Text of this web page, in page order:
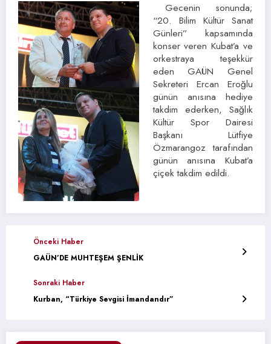
Gecenin sonunda;
“20. Bilim Kültür Sanat
Günleri” kapsamında
konser veren Kubat’a ve
orkestraya teşekkür
eden GAÜN Genel
Sekreteri Ercan Eroğlu
günün anısına hediye
takdim ederken, Sağlık
Kültür Spor Dairesi
Başkanı Lütfiye
Özmarangoz tarafından
günün anısına Kubat’a
çiçek takdim edildi.
Önceki Haber
GAÜN’DE MUHTEŞEM ŞENLİK
Sonraki Haber
Kurban, “Türkiye Sevgisi İmandandır”